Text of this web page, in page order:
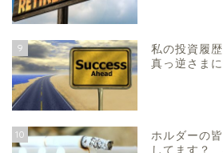
9
私の投資履
真っ逆さま
10
ホルダーの
してます？